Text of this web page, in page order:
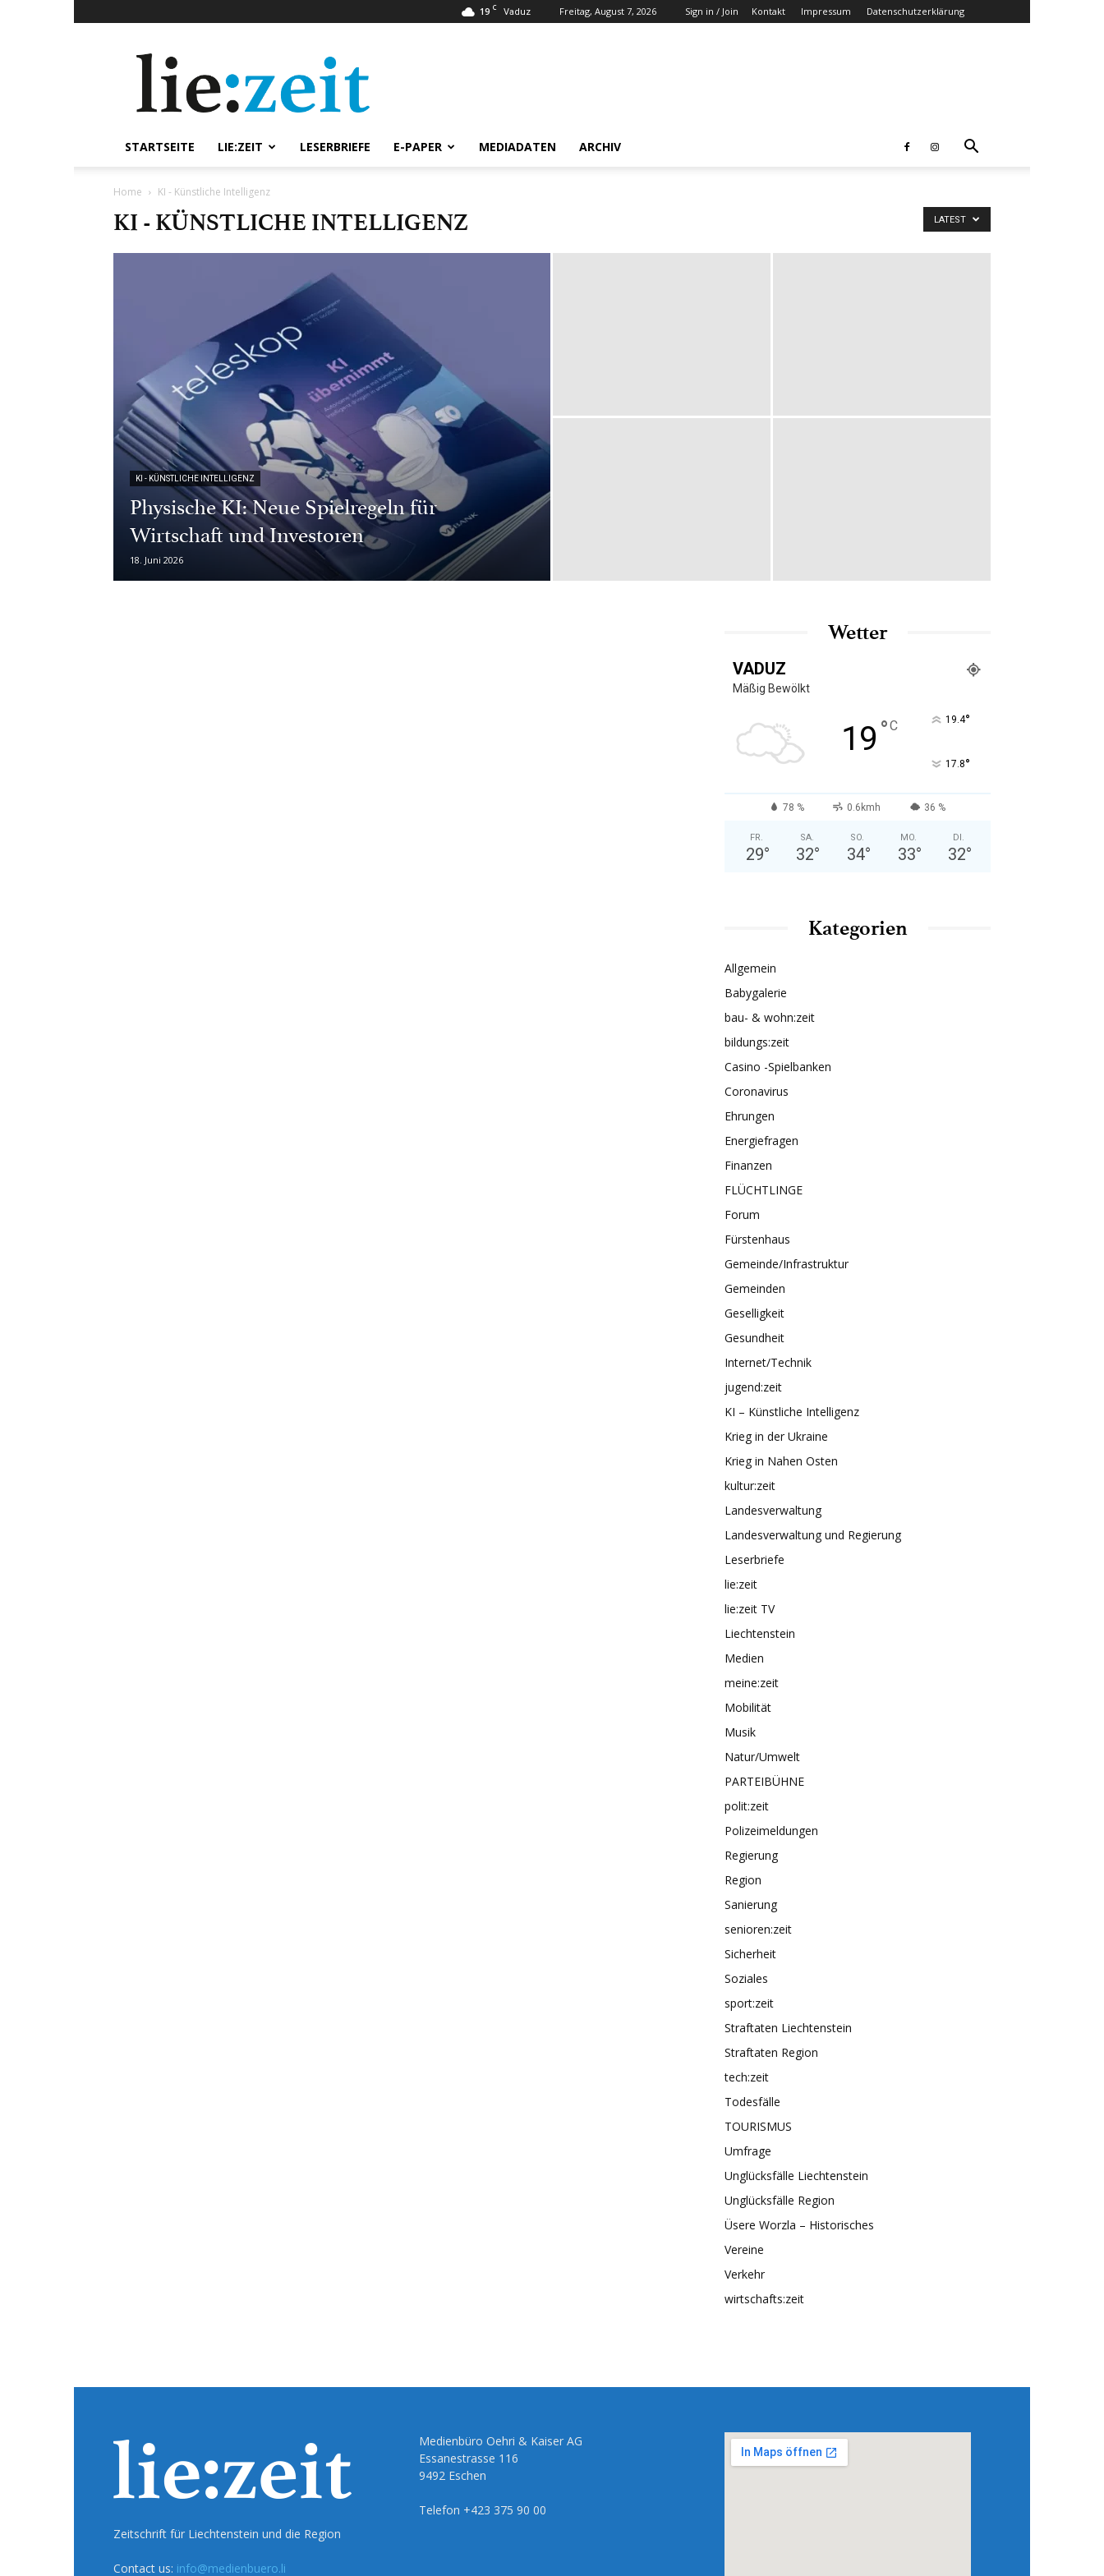
19 C Vaduz Freitag, August 7, 2026 Sign in / Join Kontakt Impressum Datenschutzerklärung
STARTSEITE LIE:ZEIT LESERBRIEFE E-PAPER MEDIADATEN ARCHIV
Home KI - Künstliche Intelligenz
KI - KÜNSTLICHE INTELLIGENZ LATEST
KI - KÜNSTLICHE INTELLIGENZ
Physische KI: Neue Spielregeln für
Wirtschaft und Investoren
18. Juni 2026
Wetter
VADUZ
Mäßig Bewölkt
19 °C 19.4°
17.8°
78 % 0.6kmh 36 %
FR.
29°
SA.
32°
SO.
34°
MO.
33°
DI.
32°
Kategorien
Allgemein
Babygalerie
bau- & wohn:zeit
bildungs:zeit
Casino -Spielbanken
Coronavirus
Ehrungen
Energiefragen
Finanzen
FLÜCHTLINGE
Forum
Fürstenhaus
Gemeinde/Infrastruktur
Gemeinden
Geselligkeit
Gesundheit
Internet/Technik
jugend:zeit
KI – Künstliche Intelligenz
Krieg in der Ukraine
Krieg in Nahen Osten
kultur:zeit
Landesverwaltung
Landesverwaltung und Regierung
Leserbriefe
lie:zeit
lie:zeit TV
Liechtenstein
Medien
meine:zeit
Mobilität
Musik
Natur/Umwelt
PARTEIBÜHNE
polit:zeit
Polizeimeldungen
Regierung
Region
Sanierung
senioren:zeit
Sicherheit
Soziales
sport:zeit
Straftaten Liechtenstein
Straftaten Region
tech:zeit
Todesfälle
TOURISMUS
Umfrage
Unglücksfälle Liechtenstein
Unglücksfälle Region
Üsere Worzla – Historisches
Vereine
Verkehr
wirtschafts:zeit
Zeitschrift für Liechtenstein und die Region
Contact us: info@medienbuero.li
Medienbüro Oehri & Kaiser AG
Essanestrasse 116
9492 Eschen
Telefon +423 375 90 00